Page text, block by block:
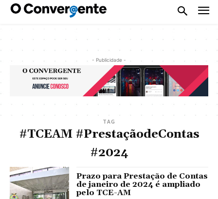
- Publicidade -
TAG
#TCEAM #PrestaçãodeContas
#2024
Prazo para Prestação de Contas
de janeiro de 2024 é ampliado
pelo TCE-AM